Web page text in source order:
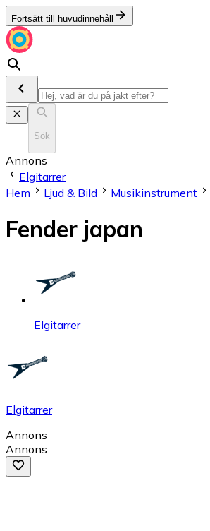
Fortsätt till huvudinnehåll
Sök
Annons
Elgitarrer
Hem
Ljud & Bild Musikinstrument
Fender japan
Elgitarrer
Elgitarrer
Annons
Annons